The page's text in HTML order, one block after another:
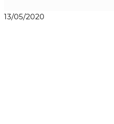
13/05/2020